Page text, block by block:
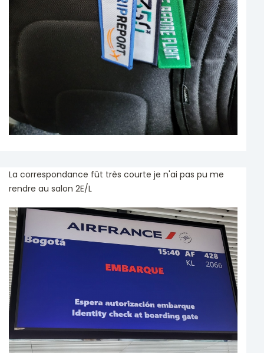
La correspondance fût très courte je n'ai pas pu me
rendre au salon 2E/L